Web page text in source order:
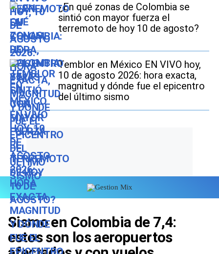
¿En qué zonas de Colombia se
sintió con mayor fuerza el
terremoto de hoy 10 de agosto?
Temblor en México EN VIVO hoy,
10 de agosto 2026: hora exacta,
magnitud y dónde fue el epicentro
del último sismo